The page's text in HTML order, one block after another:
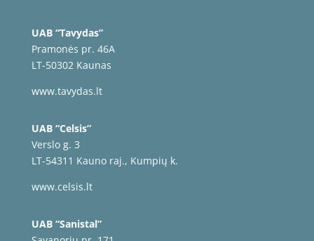
UAB “Tavydas”
Pramonės pr. 46A
LT-50302 Kaunas
www.tavydas.lt
UAB “Celsis”
Verslo g. 3
LT-54311 Kauno raj., Kumpių k.
www.celsis.lt
UAB “Sanistal”